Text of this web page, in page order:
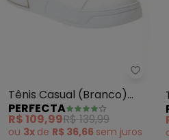
Tênis Casual (Branco)
com Detalhe no Solado
PERFECTA
R$ 109,99R$ 139,99
ou 3x de R$ 36,66 sem juros